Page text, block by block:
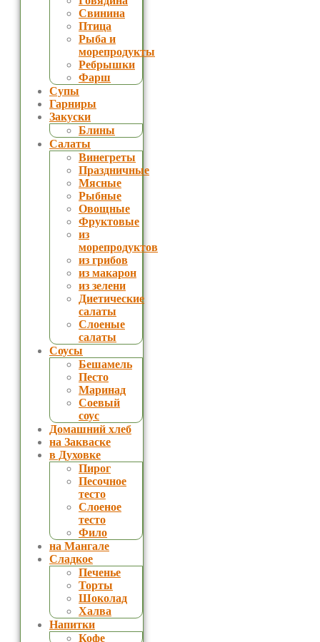
Свинина
Птица
Рыба и
морепродукты
Ребрышки
Фарш
Супы
Гарниры
Закуски
Блины
Салаты
Винегреты
Праздничные
Мясные
Рыбные
Овощные
Фруктовые
из
морепродуктов
из грибов
из макарон
из зелени
Диетические
салаты
Слоеные
салаты
Соусы
Бешамель
Песто
Маринад
Соевый
соус
Домашний хлеб
на Закваске
в Духовке
Пирог
Песочное
тесто
Слоеное
тесто
Фило
на Мангале
Сладкое
Печенье
Торты
Шоколад
Халва
Напитки
Кофе